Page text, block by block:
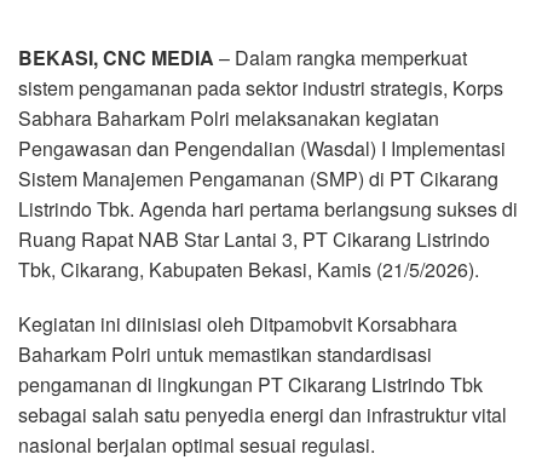
BEKASI, CNC MEDIA – Dalam rangka memperkuat
sistem pengamanan pada sektor industri strategis, Korps
Sabhara Baharkam Polri melaksanakan kegiatan
Pengawasan dan Pengendalian (Wasdal) I Implementasi
Sistem Manajemen Pengamanan (SMP) di PT Cikarang
Listrindo Tbk. Agenda hari pertama berlangsung sukses di
Ruang Rapat NAB Star Lantai 3, PT Cikarang Listrindo
Tbk, Cikarang, Kabupaten Bekasi, Kamis (21/5/2026).
Kegiatan ini diinisiasi oleh Ditpamobvit Korsabhara
Baharkam Polri untuk memastikan standardisasi
pengamanan di lingkungan PT Cikarang Listrindo Tbk
sebagai salah satu penyedia energi dan infrastruktur vital
nasional berjalan optimal sesuai regulasi.